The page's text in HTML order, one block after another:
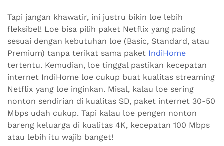
Tapi jangan khawatir, ini justru bikin loe lebih
fleksibel! Loe bisa pilih paket Netflix yang paling
sesuai dengan kebutuhan loe (Basic, Standard, atau
Premium) tanpa terikat sama paket IndiHome
tertentu. Kemudian, loe tinggal pastikan kecepatan
internet IndiHome loe cukup buat kualitas streaming
Netflix yang loe inginkan. Misal, kalau loe sering
nonton sendirian di kualitas SD, paket internet 30-50
Mbps udah cukup. Tapi kalau loe pengen nonton
bareng keluarga di kualitas 4K, kecepatan 100 Mbps
atau lebih itu wajib banget!